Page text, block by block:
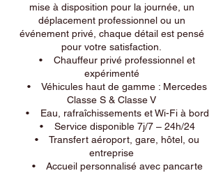
mise à disposition pour la journée, un
déplacement professionnel ou un
événement privé, chaque détail est pensé
pour votre satisfaction.
• Chauffeur privé professionnel et
expérimenté
• Véhicules haut de gamme : Mercedes
Classe S & Classe V
• Eau, rafraîchissements et Wi-Fi à bord
• Service disponible 7j/7 – 24h/24
• Transfert aéroport, gare, hôtel, ou
entreprise
• Accueil personnalisé avec pancarte